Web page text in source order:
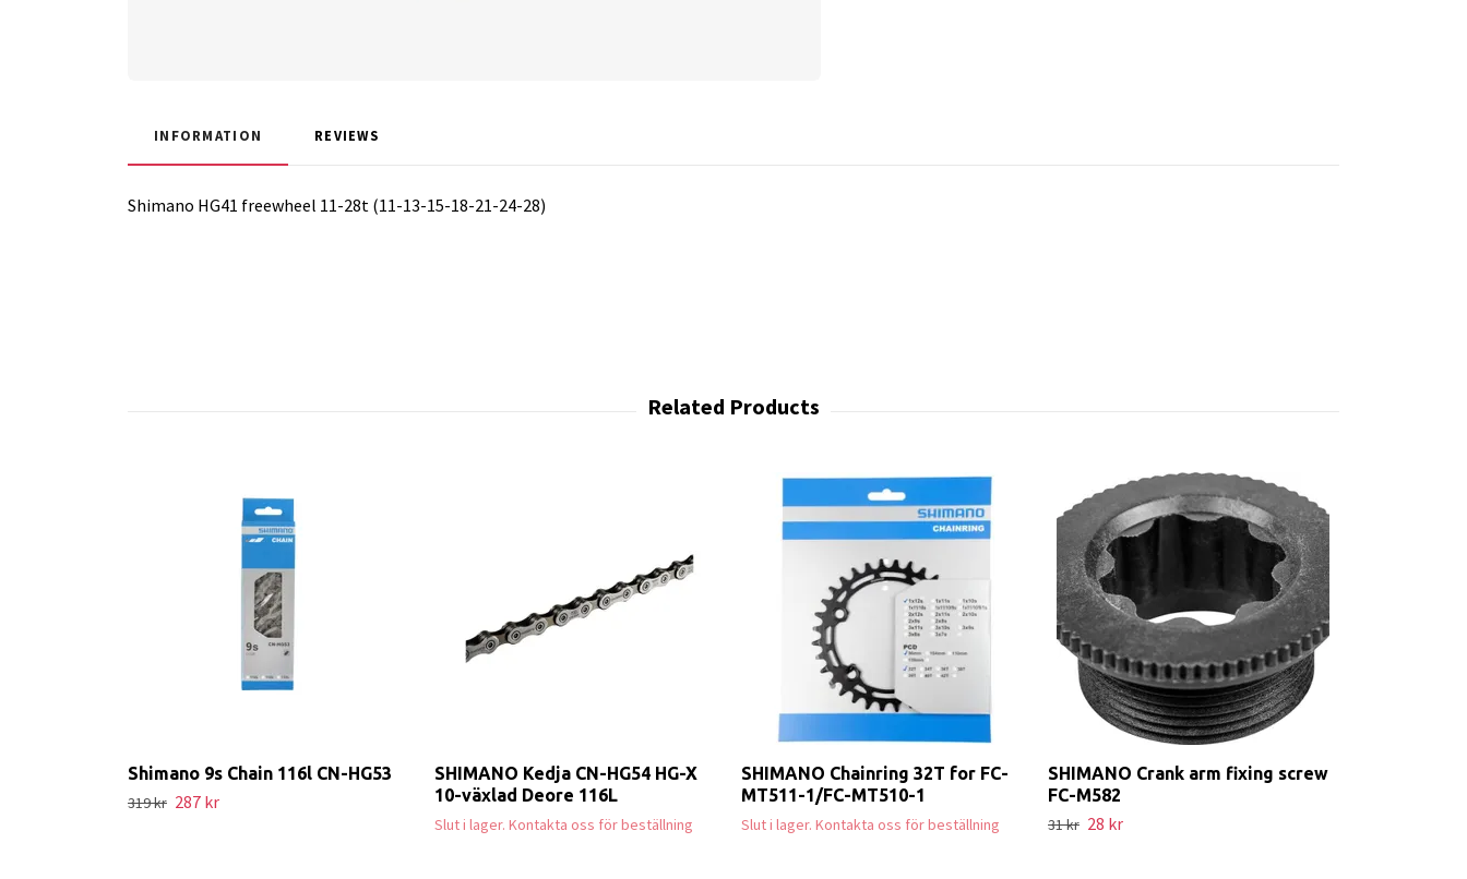
INFORMATION REVIEWS
Shimano HG41 freewheel 11-28t (11-13-15-18-21-24-28)
Shimano 9s Chain 116l CN-HG53
319 kr 287 kr
SHIMANO Kedja CN-HG54 HG-X
10-växlad Deore 116L
Slut i lager. Kontakta oss för beställning
SHIMANO Chainring 32T for FC-
MT511-1/FC-MT510-1
Slut i lager. Kontakta oss för beställning
SHIMANO Crank arm fixing screw
FC-M582
31 kr 28 kr